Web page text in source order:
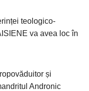
teologico-
va avea loc în
și
Andronic